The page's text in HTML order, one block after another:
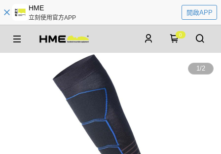
HME
立刻使用官方APP
開啟APP
0
1/2